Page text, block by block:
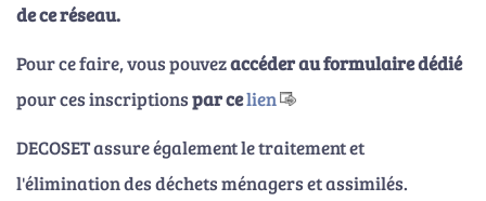
de ce réseau.
Pour ce faire, vous pouvezaccéder au formulaire dédié
pour ces inscriptionspar celien
DECOSET assure également le traitement et
l'élimination des déchets ménagers et assimilés.